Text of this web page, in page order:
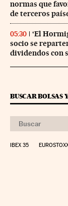
normas que
de terceros
05:30
‘El
socio se
dividendos con
BUSCAR BOLSAS
IBEX 35